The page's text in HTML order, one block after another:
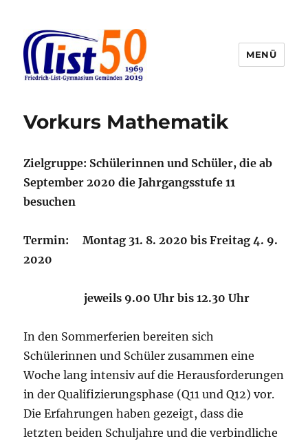
MENÜ
Vorkurs Mathematik
Zielgruppe: Schülerinnen und Schüler, die ab
September 2020 die Jahrgangsstufe 11
besuchen
Termin: Montag 31. 8. 2020 bis Freitag 4. 9.
2020
jeweils 9.00 Uhr bis 12.30 Uhr
In den Sommerferien bereiten sich
Schülerinnen und Schüler zusammen eine
Woche lang intensiv auf die Herausforderungen
in der Qualifizierungsphase (Q11 und Q12) vor.
Die Erfahrungen haben gezeigt, dass die
letzten beiden Schuljahre und die verbindliche